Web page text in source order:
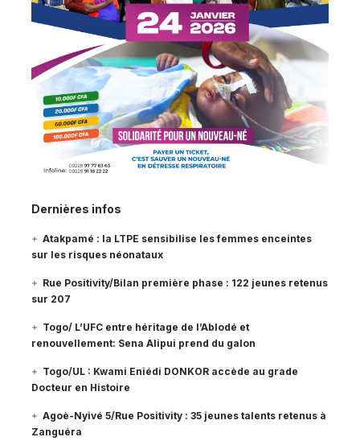
Dernières infos
Atakpamé : la LTPE sensibilise les femmes enceintes
sur les risques néonataux
Rue Positivity/Bilan première phase : 122 jeunes retenus
sur 207
Togo/ L’UFC entre héritage de l’Ablodé et
renouvellement: Sena Alipui prend du galon
Togo/UL : Kwami Eniédi DONKOR accède au grade
Docteur en Histoire
Agoè-Nyivé 5/Rue Positivity : 35 jeunes talents retenus à
Zanguéra